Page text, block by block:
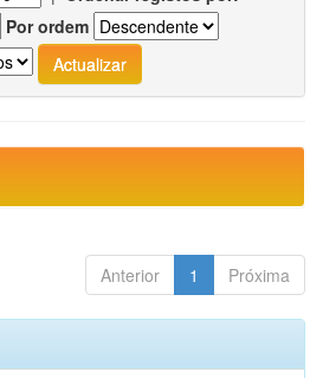
Por ordem
Anterior 1 Próxima